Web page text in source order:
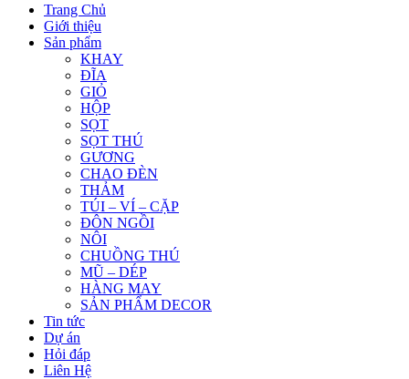
Trang Chủ
Giới thiệu
Sản phẩm
KHAY
ĐĨA
GIỎ
HỘP
SỌT
SỌT THÚ
GƯƠNG
CHAO ĐÈN
THẢM
TÚI – VÍ – CẶP
ĐÔN NGỒI
NÔI
CHUỒNG THÚ
MŨ – DÉP
HÀNG MAY
SẢN PHẨM DECOR
Tin tức
Dự án
Hỏi đáp
Liên Hệ